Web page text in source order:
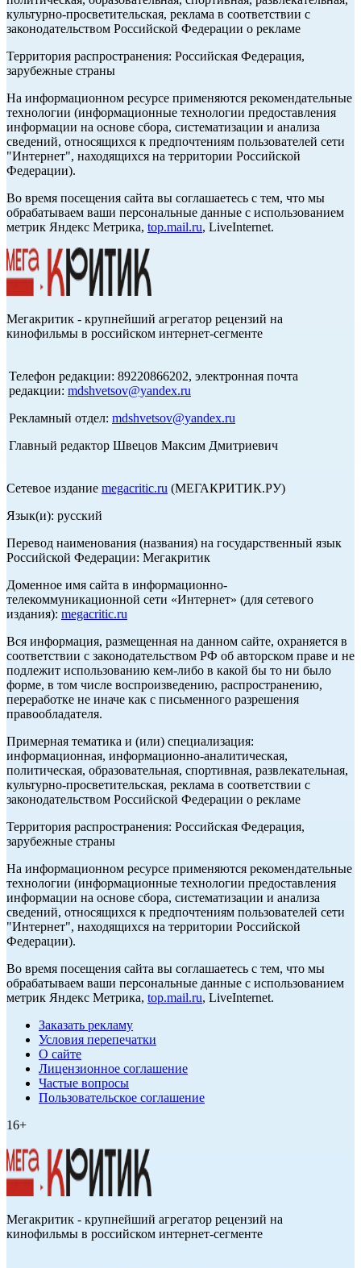
культурно-просветительская, реклама в соответствии с
законодательством Российской Федерации о рекламе
Территория распространения: Российская Федерация,
зарубежные страны
На информационном ресурсе применяются рекомендательные
технологии (информационные технологии предоставления
информации на основе сбора, систематизации и анализа
сведений, относящихся к предпочтениям пользователей сети
"Интернет", находящихся на территории Российской
Федерации).
Во время посещения сайта вы соглашаетесь с тем, что мы
обрабатываем ваши персональные данные с использованием
метрик Яндекс Метрика, top.mail.ru, LiveInternet.
Мегакритик - крупнейший агрегатор рецензий на
кинофильмы в российском интернет-сегменте
Телефон редакции: 89220866202, электронная почта
редакции: mdshvetsov@yandex.ru
Рекламный отдел: mdshvetsov@yandex.ru
Главный редактор Швецов Максим Дмитриевич
Сетевое издание megacritic.ru (МЕГАКРИТИК.РУ)
Язык(и): русский
Перевод наименования (названия) на государственный язык
Российской Федерации: Мегакритик
Доменное имя сайта в информационно-
телекоммуникационной сети «Интернет» (для сетевого
издания): megacritic.ru
Вся информация, размещенная на данном сайте, охраняется в
соответствии с законодательством РФ об авторском праве и не
подлежит использованию кем-либо в какой бы то ни было
форме, в том числе воспроизведению, распространению,
переработке не иначе как с письменного разрешения
правообладателя.
Примерная тематика и (или) специализация:
информационная, информационно-аналитическая,
политическая, образовательная, спортивная, развлекательная,
культурно-просветительская, реклама в соответствии с
законодательством Российской Федерации о рекламе
Территория распространения: Российская Федерация,
зарубежные страны
На информационном ресурсе применяются рекомендательные
технологии (информационные технологии предоставления
информации на основе сбора, систематизации и анализа
сведений, относящихся к предпочтениям пользователей сети
"Интернет", находящихся на территории Российской
Федерации).
Во время посещения сайта вы соглашаетесь с тем, что мы
обрабатываем ваши персональные данные с использованием
метрик Яндекс Метрика, top.mail.ru, LiveInternet.
Заказать рекламу
Условия перепечатки
О сайте
Лицензионное соглашение
Частые вопросы
Пользовательское соглашение
16+
Мегакритик - крупнейший агрегатор рецензий на
кинофильмы в российском интернет-сегменте